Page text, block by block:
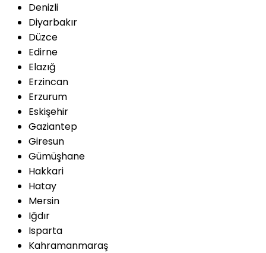
Denizli
Diyarbakır
Düzce
Edirne
Elazığ
Erzincan
Erzurum
Eskişehir
Gaziantep
Giresun
Gümüşhane
Hakkari
Hatay
Mersin
Iğdır
Isparta
Kahramanmaraş